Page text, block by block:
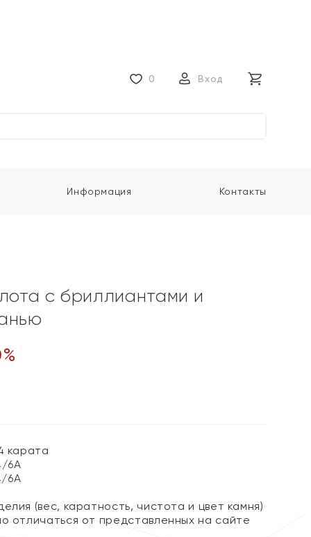
0 Вход
Информация Контакты
с бриллиантами и
%
карата
6А
6А
(вес, каратность, чистота и цвет камня)
отличаться от представленных на сайте